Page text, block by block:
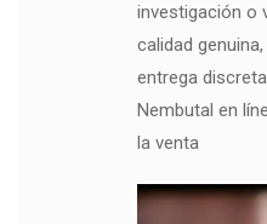
investigación o
calidad
entrega
Nembutal en
la venta